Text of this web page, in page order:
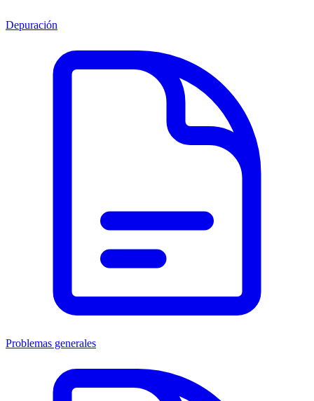
Depuración
Problemas generales